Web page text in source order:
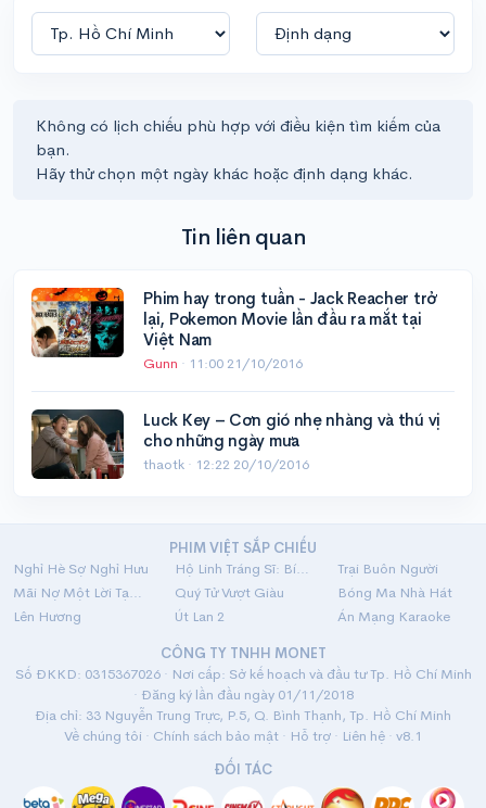
Không có lịch chiếu phù hợp với điều kiện tìm kiếm của
bạn.
Hãy thử chọn một ngày khác hoặc định dạng khác.
Tin liên quan
Phim hay trong tuần - Jack Reacher trở
lại, Pokemon Movie lần đầu ra mắt tại
Việt Nam
Gunn · 11:00 21/10/2016
Luck Key – Cơn gió nhẹ nhàng và thú vị
cho những ngày mưa
thaotk · 12:22 20/10/2016
PHIM VIỆT SẮP CHIẾU
Nghỉ Hè Sợ Nghỉ Hưu
Hộ Linh Tráng Sĩ: Bí Ẩn Mộ Vua Đinh
Trại Buôn Người
Mãi Nợ Một Lời Tạm Biệt
Quý Tử Vượt Giàu
Bóng Ma Nhà Hát
Lên Hương
Út Lan 2
Án Mạng Karaoke
CÔNG TY TNHH MONET
Số ĐKKD: 0315367026 · Nơi cấp: Sở kế hoạch và đầu tư Tp. Hồ Chí Minh
· Đăng ký lần đầu ngày 01/11/2018
Địa chỉ: 33 Nguyễn Trung Trực, P.5, Q. Bình Thạnh, Tp. Hồ Chí Minh
Về chúng tôi · Chính sách bảo mật · Hỗ trợ · Liên hệ · v8.1
ĐỐI TÁC